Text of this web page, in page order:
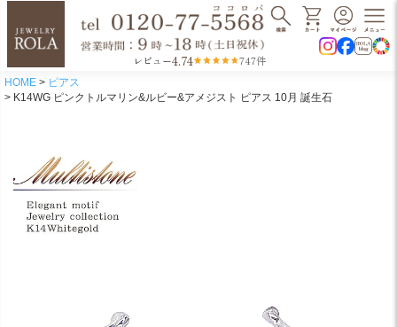
レビュー4.74 747件
HOME
ピアス
K14WG ピンクトルマリン&ルビー&アメジスト ピアス 10月 誕生石